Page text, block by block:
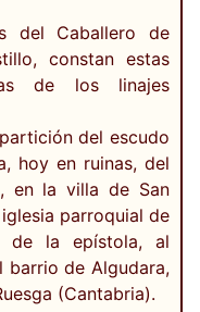
del Caballero de
constan estas
de los linajes
del escudo
hoy en ruinas, del
en la villa de San
parroquial de
de la epístola, al
barrio de Algudara,
(Cantabria).